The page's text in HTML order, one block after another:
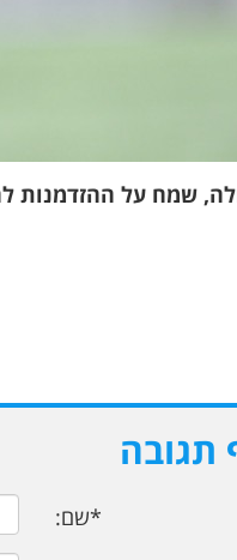
שמח על ההזדמנות
תגובה
*שם: